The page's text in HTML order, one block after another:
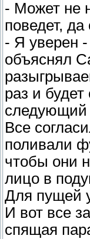
- Может не
поведет,
- Я уверен
объяснял
раз и
следующий
Все
поливали
чтобы они
лицо в
Для пущей
И вот все
спящая